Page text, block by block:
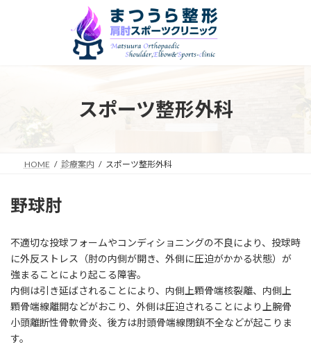
スポーツ整形外科
HOME 診療案内 スポーツ整形外科
野球肘
不適切な投球フォームやコンディショニングの不良により、投球時
に外反ストレス（肘の内側が開き、外側に圧迫がかかる状態）が
強まることにより起こる障害。
内側は引き延ばされることにより、内側上顆骨端核裂離、内側上
顆骨端線離開などがおこり、外側は圧迫されることにより上腕骨
小頭離断性骨軟骨炎、後方は肘頭骨端線閉鎖不全などが起こりま
す。